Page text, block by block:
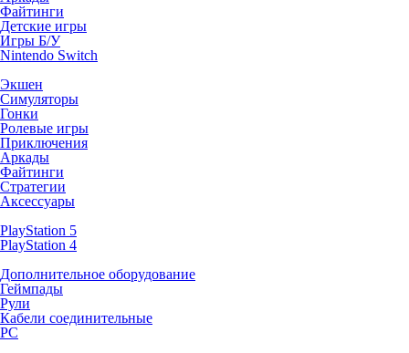
Файтинги
Детские игры
Игры Б/У
Nintendo Switch
Экшен
Симуляторы
Гонки
Ролевые игры
Приключения
Аркады
Файтинги
Стратегии
Аксессуары
PlayStation 5
PlayStation 4
Дополнительное оборудование
Геймпады
Рули
Кабели соединительные
PC